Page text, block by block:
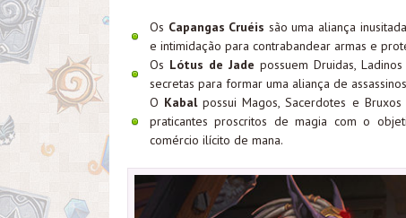
Os Capangas Cruéis são uma aliança
e intimidação para contrabandear armas e
Os Lótus de Jade possuem Druidas,
secretas para formar uma aliança de
O Kabalpossui Magos, Sacerdotes e
praticantes proscritos de magia com o
comércio ilícito de mana.